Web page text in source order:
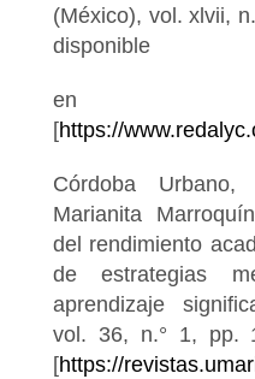
(México), vol. xlvii,
disponible
en
[https://
Córdoba
Marianita
del rendimiento
de estrategias
aprendizaje
vol. 36, n.° 1, pp.
[https://